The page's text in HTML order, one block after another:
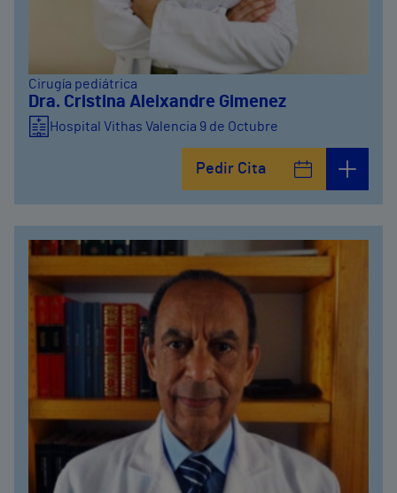
Cirugía pediátrica
Dra. Cristina Aleixandre Gimenez
Hospital Vithas Valencia 9 de Octubre
Pedir Cita